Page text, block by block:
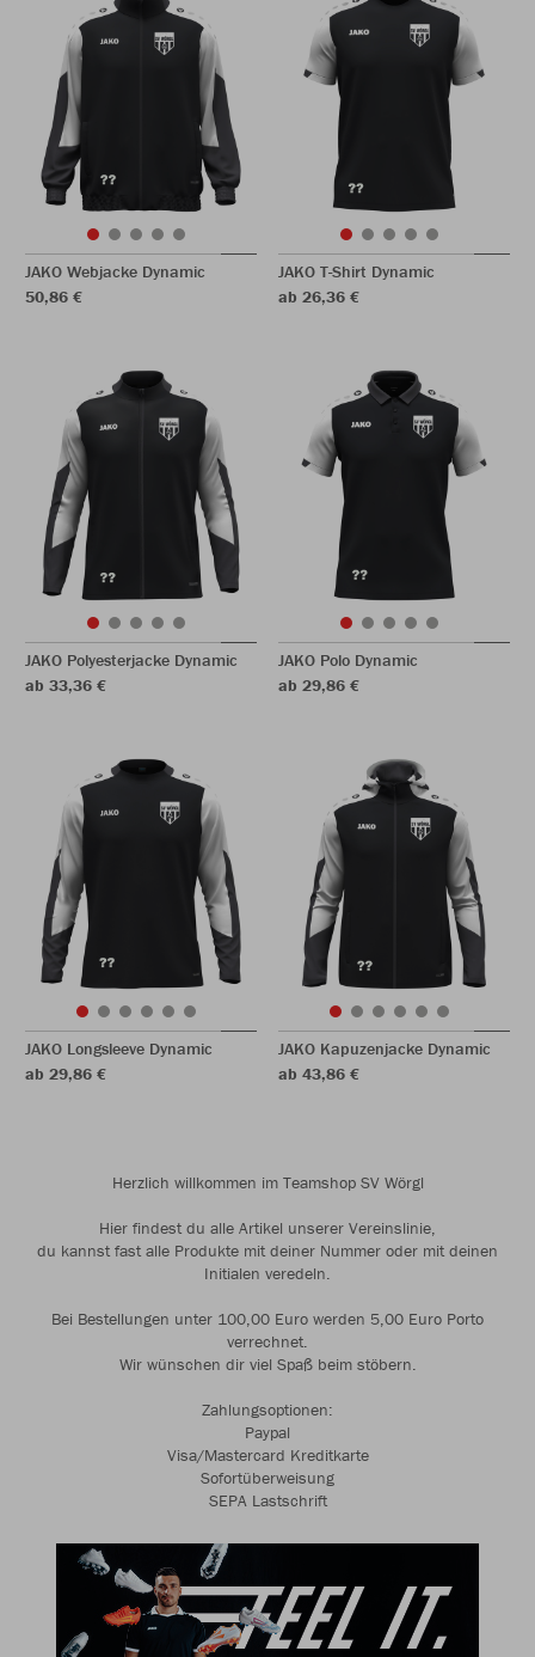
JAKO Webjacke Dynamic
50,86 €
JAKO T-Shirt Dynamic
ab 26,36 €
JAKO Polyesterjacke Dynamic
ab 33,36 €
JAKO Polo Dynamic
ab 29,86 €
JAKO Longsleeve Dynamic
ab 29,86 €
JAKO Kapuzenjacke Dynamic
ab 43,86 €
Herzlich willkommen im Teamshop SV Wörgl
Hier findest du alle Artikel unserer Vereinslinie,
du kannst fast alle Produkte mit deiner Nummer oder mit deinen
Initialen veredeln.
Bei Bestellungen unter 100,00 Euro werden 5,00 Euro Porto
verrechnet.
Wir wünschen dir viel Spaß beim stöbern.
Zahlungsoptionen:
Paypal
Visa/Mastercard Kreditkarte
Sofortüberweisung
SEPA Lastschrift